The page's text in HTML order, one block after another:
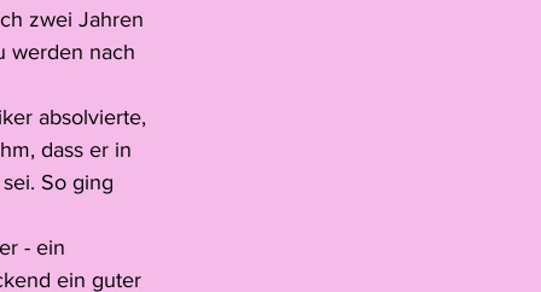
zwei Jahren
werden nach
absolvierte,
dass er in
So ging
- ein
ein guter